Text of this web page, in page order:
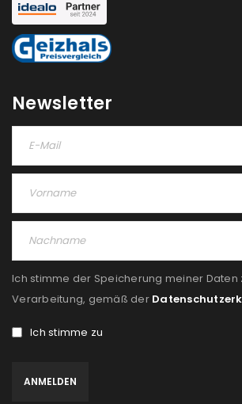
NEWSLETTER ABONNIEREN
Please select all the ways you would
us
Ich stimme zu
Ja, ich möchte ein Kundenkonto
Newsletter
Ich stimme der Speicherung meiner Daten
Verarbeitung, gemäß der
Ich stimme zu